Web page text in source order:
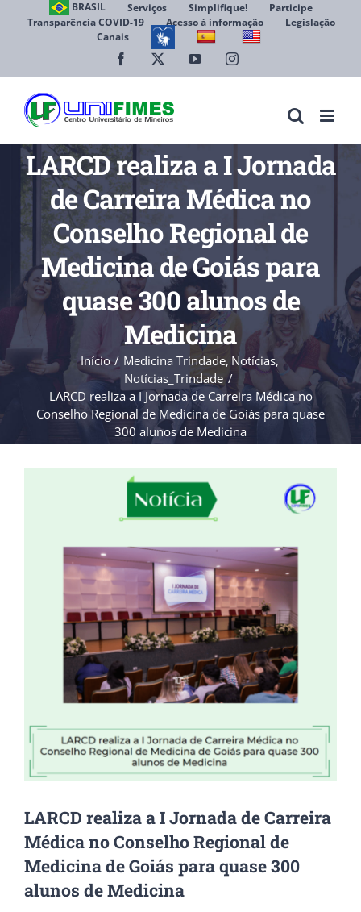
BRASIL Serviços Simplifique!
Participe
Transparência COVID-19
Acesso à informação
Legislação
Canais
Facebook YouTubeInstagram
LARCD realiza a I Jornada
de Carreira Médica no
Conselho Regional de
Medicina de Goiás para
quase 300 alunos de
Medicina
Início Medicina Trindade Notícias
Notícias_Trindade
LARCD realiza a I Jornada de Carreira Médica no
Conselho Regional de Medicina de Goiás para quase
300 alunos de Medicina
LARCD realiza a I Jornada de Carreira
Médica no Conselho Regional de
Medicina de Goiás para quase 300
alunos de Medicina